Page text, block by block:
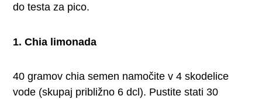
do testa za pico.
1. Chia limonada
40 gramov chia semen namočite v 4 skodelice
vode (skupaj približno 6 dcl). Pustite stati 30